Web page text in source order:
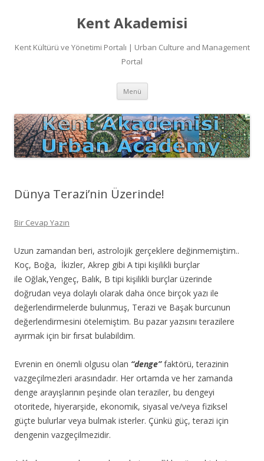
Kent Akademisi
Kent Kültürü ve Yönetimi Portalı | Urban Culture and Management
Portal
Menü İçeriğe
Dünya Terazi’nin Üzerinde!
Bir Cevap Yazın
Uzun zamandan beri, astrolojik gerçeklere değinmemiştim..
Koç, Boğa, İkizler, Akrep gibi A tipi kişilikli burçlar
ile Oğlak,Yengeç, Balık, B tipi kişilikli burçlar üzerinde
doğrudan veya dolaylı olarak daha önce birçok yazı ile
değerlendirmelerde bulunmuş, Terazi ve Başak burcunun
değerlendirmesini ötelemiştim. Bu pazar yazısını terazilere
ayırmak için bir fırsat bulabildim.
Evrenin en önemli olgusu olan “denge”faktörü, terazinin
vazgeçilmezleri arasındadır. Her ortamda ve her zamanda
denge arayışlarının peşinde olan teraziler, bu dengeyi
otoritede, hiyerarşide, ekonomik, siyasal ve/veya fiziksel
güçte bulurlar veya bulmak isterler. Çünkü güç, terazi için
dengenin vazgeçilmezidir.